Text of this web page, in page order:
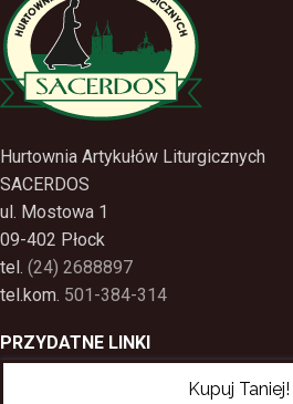
Hurtownia Artykułów Liturgicznych
SACERDOS
ul. Mostowa 1
09-402 Płock
tel. (24) 2688897
tel.kom. 501-384-314
PRZYDATNE LINKI
Kupuj Taniej!